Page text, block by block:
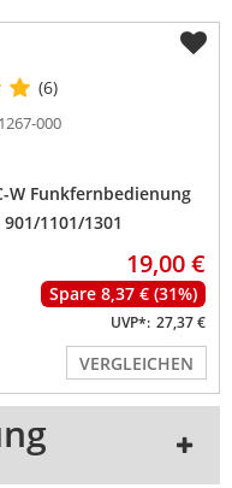
(6)
000
W Funkfernbedienung
1101/1301
19,00 €
Spare 8,37 € (31%)
UVP*: 27,37 €
VERGLEICHEN